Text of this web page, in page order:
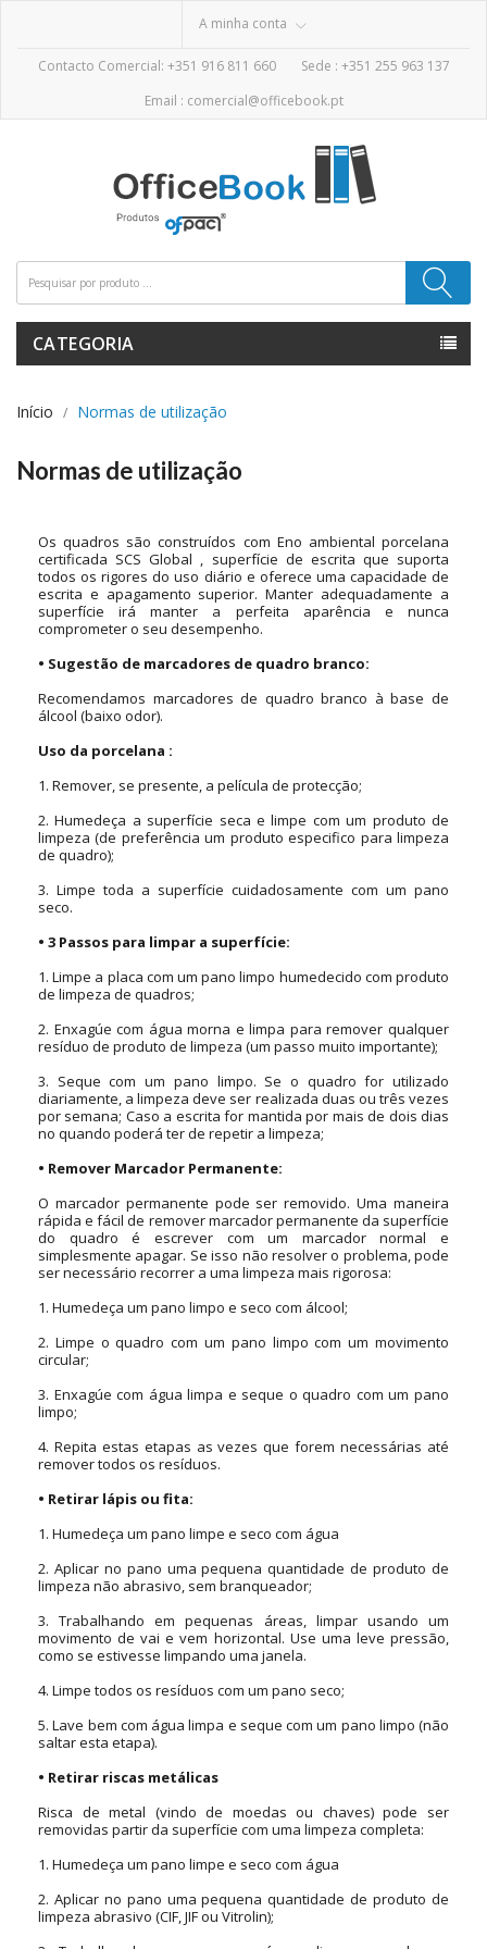
A minha conta
Contacto Comercial: +351 916 811 660 Sede : +351 255 963 137
Email : comercial@officebook.pt
CATEGORIA
Início Normas de utilização
Normas de utilização
Os quadros são construídos com Eno ambiental porcelana
certificada SCS Global , superfície de escrita que suporta
todos os rigores do uso diário e oferece uma capacidade de
escrita e apagamento superior. Manter adequadamente a
superfície irá manter a perfeita aparência e nunca
comprometer o seu desempenho.
• Sugestão de marcadores de quadro branco:
Recomendamos marcadores de quadro branco à base de
álcool (baixo odor).
Uso da porcelana :
1. Remover, se presente, a película de protecção;
2. Humedeça a superfície seca e limpe com um produto de
limpeza (de preferência um produto especifico para limpeza
de quadro);
3. Limpe toda a superfície cuidadosamente com um pano
seco.
• 3 Passos para limpar a superfície:
1. Limpe a placa com um pano limpo humedecido com produto
de limpeza de quadros;
2. Enxagúe com água morna e limpa para remover qualquer
resíduo de produto de limpeza (um passo muito importante);
3. Seque com um pano limpo. Se o quadro for utilizado
diariamente, a limpeza deve ser realizada duas ou três vezes
por semana; Caso a escrita for mantida por mais de dois dias
no quando poderá ter de repetir a limpeza;
• Remover Marcador Permanente:
O marcador permanente pode ser removido. Uma maneira
rápida e fácil de remover marcador permanente da superfície
do quadro é escrever com um marcador normal e
simplesmente apagar. Se isso não resolver o problema, pode
ser necessário recorrer a uma limpeza mais rigorosa:
1. Humedeça um pano limpo e seco com álcool;
2. Limpe o quadro com um pano limpo com um movimento
circular;
3. Enxagúe com água limpa e seque o quadro com um pano
limpo;
4. Repita estas etapas as vezes que forem necessárias até
remover todos os resíduos.
• Retirar lápis ou fita:
1. Humedeça um pano limpe e seco com água
2. Aplicar no pano uma pequena quantidade de produto de
limpeza não abrasivo, sem branqueador;
3. Trabalhando em pequenas áreas, limpar usando um
movimento de vai e vem horizontal. Use uma leve pressão,
como se estivesse limpando uma janela.
4. Limpe todos os resíduos com um pano seco;
5. Lave bem com água limpa e seque com um pano limpo (não
saltar esta etapa).
• Retirar riscas metálicas
Risca de metal (vindo de moedas ou chaves) pode ser
removidas partir da superfície com uma limpeza completa:
1. Humedeça um pano limpe e seco com água
2. Aplicar no pano uma pequena quantidade de produto de
limpeza abrasivo (CIF, JIF ou Vitrolin);